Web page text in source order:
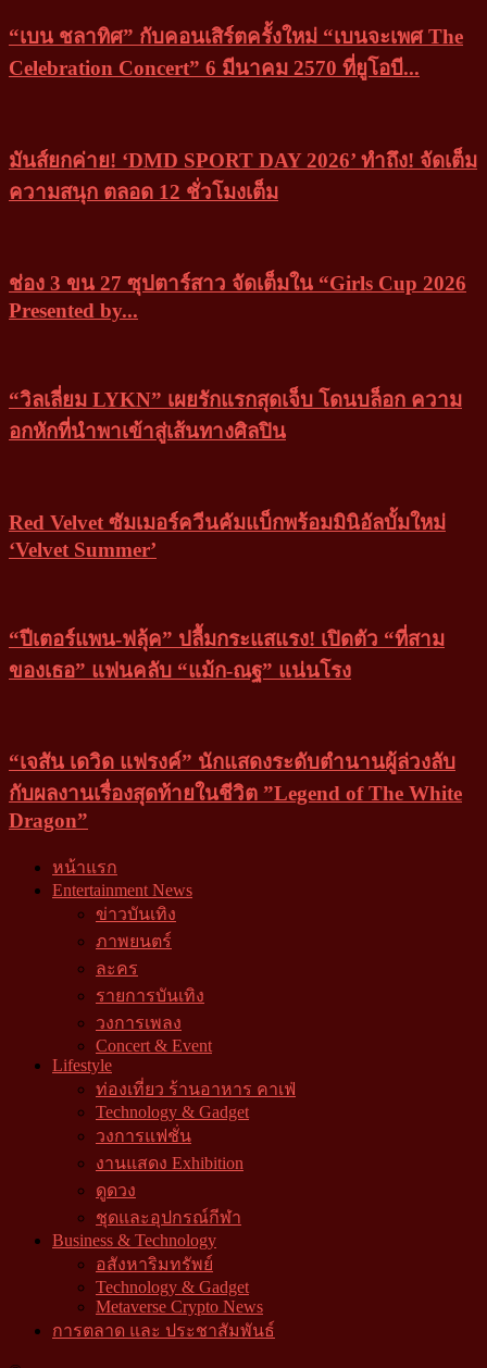
“เบน ชลาทิศ” กับคอนเสิร์ตครั้งใหม่ “เบนจะเพศ The
Celebration Concert” 6 มีนาคม 2570 ที่ยูโอบี...
มันส์ยกค่าย! ‘DMD SPORT DAY 2026’ ทำถึง! จัดเต็ม
ความสนุก ตลอด 12 ชั่วโมงเต็ม
ช่อง 3 ขน 27 ซุปตาร์สาว จัดเต็มใน “Girls Cup 2026
Presented by...
“วิลเลี่ยม LYKN” เผยรักแรกสุดเจ็บ โดนบล็อก ความ
อกหักที่นำพาเข้าสู่เส้นทางศิลปิน
Red Velvet ซัมเมอร์ควีนคัมแบ็กพร้อมมินิอัลบั้มใหม่
‘Velvet Summer’
“ปีเตอร์แพน-ฟลุ้ค” ปลื้มกระแสแรง! เปิดตัว “ที่สาม
ของเธอ” แฟนคลับ “แม้ก-ณฐ” แน่นโรง
“เจสัน เดวิด แฟรงค์” นักแสดงระดับตำนานผู้ล่วงลับ
กับผลงานเรื่องสุดท้ายในชีวิต ”Legend of The White
Dragon”
หน้าแรก
Entertainment News
ข่าวบันเทิง
ภาพยนตร์
ละคร
รายการบันเทิง
วงการเพลง
Concert & Event
Lifestyle
ท่องเที่ยว ร้านอาหาร คาเฟ่
Technology & Gadget
วงการแฟชั่น
งานแสดง Exhibition
ดูดวง
ชุดและอุปกรณ์กีฬา
Business & Technology
อสังหาริมทรัพย์
Technology & Gadget
Metaverse Crypto News
การตลาด และ ประชาสัมพันธ์